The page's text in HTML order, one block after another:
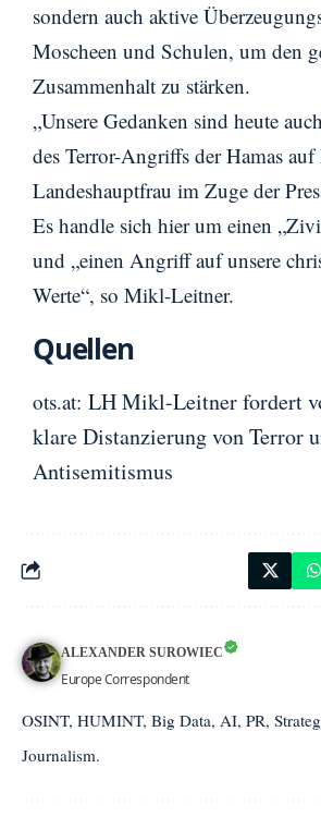
sondern auch aktive
Moscheen und Schulen, um den
Zusammenhalt zu stärken.
„Unsere Gedanken sind heute
des Terror-Angriffs der Hamas
Landeshauptfrau im Zuge der
Es handle sich hier um einen
und „einen Angriff auf unsere
Werte“, so Mikl-Leitner.
Quellen
ots.at: LH Mikl-Leitner fordert
klare Distanzierung von Terror
Antisemitismus
ALEXANDER SUROWIEC
Europe Correspondent
OSINT, HUMINT, Big Data, AI, PR,
Journalism.